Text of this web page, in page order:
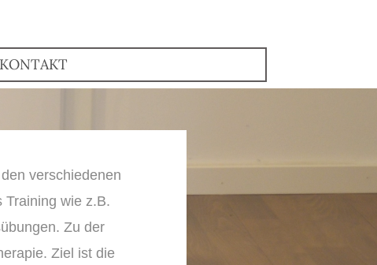
KONTAKT
verschiedenen
Training wie z.B.
Zu der
Ziel ist die